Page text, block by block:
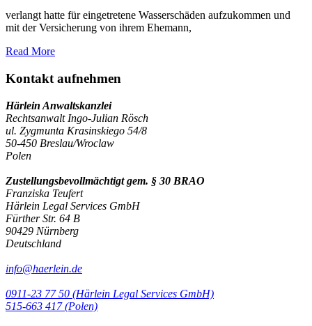
verlangt hatte für eingetretene Wasserschäden aufzukommen und
mit der Versicherung von ihrem Ehemann,
Read More
Kontakt aufnehmen
Härlein Anwaltskanzlei
Rechtsanwalt Ingo-Julian Rösch
ul. Zygmunta Krasinskiego 54/8
50-450 Breslau/Wroclaw
Polen
Zustellungsbevollmächtigt gem. § 30 BRAO
Franziska Teufert
Härlein Legal Services GmbH
Fürther Str. 64 B
90429 Nürnberg
Deutschland
info@haerlein.de
0911-23 77 50 (Härlein Legal Services GmbH)
‭515-663 417 (Polen)‬‬‬